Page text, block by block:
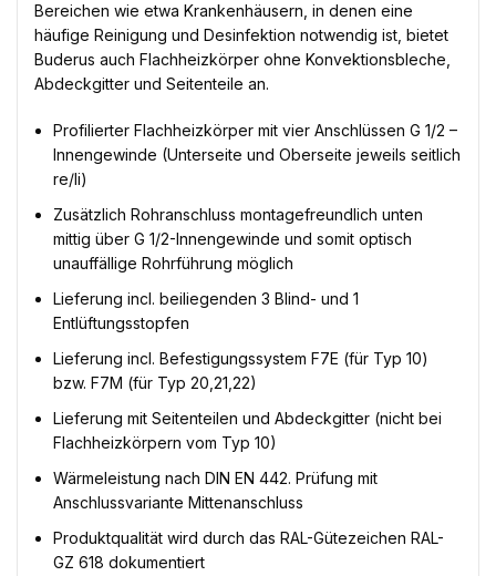
Bereichen wie etwa Krankenhäusern, in denen eine
häufige Reinigung und Desinfektion notwendig ist, bietet
Buderus auch Flachheizkörper ohne Konvektionsbleche,
Abdeckgitter und Seitenteile an.
Profilierter Flachheizkörper mit vier Anschlüssen G 1/2 –
Innengewinde (Unterseite und Oberseite jeweils seitlich
re/li)
Zusätzlich Rohranschluss montagefreundlich unten
mittig über G 1/2-Innengewinde und somit optisch
unauffällige Rohrführung möglich
Lieferung incl. beiliegenden 3 Blind- und 1
Entlüftungsstopfen
Lieferung incl. Befestigungssystem F7E (für Typ 10)
bzw. F7M (für Typ 20,21,22)
Lieferung mit Seitenteilen und Abdeckgitter (nicht bei
Flachheizkörpern vom Typ 10)
Wärmeleistung nach DIN EN 442. Prüfung mit
Anschlussvariante Mittenanschluss
Produktqualität wird durch das RAL-Gütezeichen RAL-
GZ 618 dokumentiert